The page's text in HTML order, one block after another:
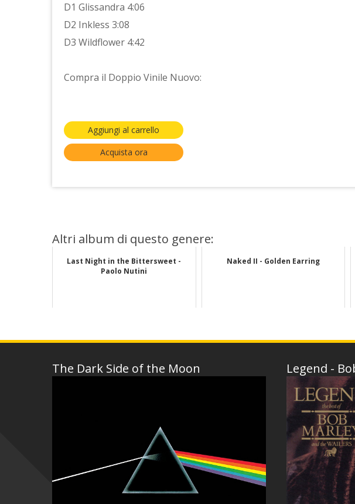
D1 Glissandra 4:06
D2 Inkless 3:08
D3 Wildflower 4:42
Compra il Doppio Vinile Nuovo:
Aggiungi al carrello
Acquista ora
Altri album di questo genere:
Last Night in the Bittersweet -
Paolo Nutini
Naked II - Golden Earring
The Dark Side of the Moon Legend -